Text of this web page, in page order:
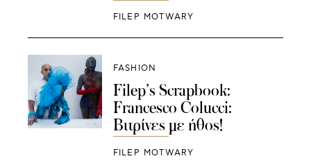
FILEP MOTWARY
FASHION
Filep’s Scrapbook:
Francesco Colucci:
Βιτρίνες με ήθος!
FILEP MOTWARY